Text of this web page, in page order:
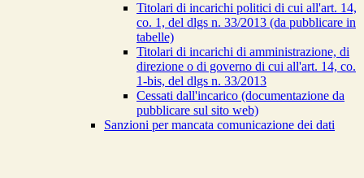
Titolari di incarichi politici di cui all'art. 14,
co. 1, del dlgs n. 33/2013 (da pubblicare in
tabelle)
Titolari di incarichi di amministrazione, di
direzione o di governo di cui all'art. 14, co.
1-bis, del dlgs n. 33/2013
Cessati dall'incarico (documentazione da
pubblicare sul sito web)
Sanzioni per mancata comunicazione dei dati